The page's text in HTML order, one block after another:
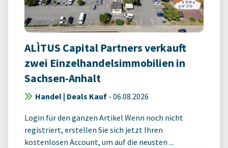
ALÌTUS Capital Partners verkauft
zwei Einzelhandelsimmobilien in
Sachsen-Anhalt
Handel | Deals Kauf - 06.08.2026
Login für den ganzen Artikel Wenn noch nicht
registriert, erstellen Sie sich jetzt Ihren
kostenlosen Account, um auf die neusten ...